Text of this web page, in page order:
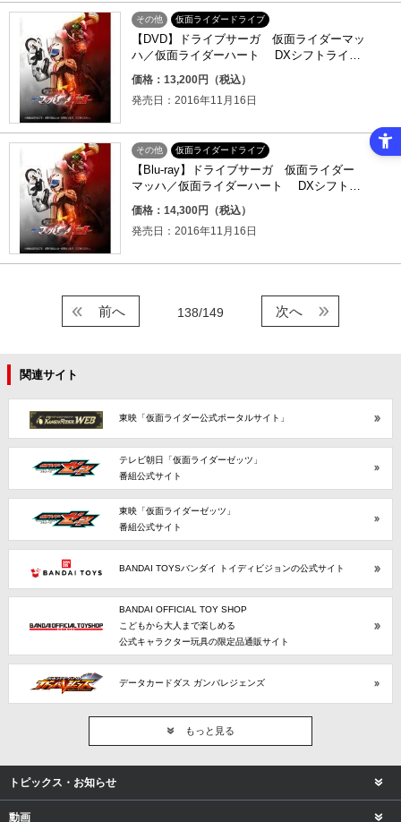
その他 仮面ライダードライブ
【DVD】ドライブサーガ 仮面ライダーマッ
ハ／仮面ライダーハート DXシフトライド
クロッサー／シフトハートロン版
価格：13,200円（税込）
発売日：2016年11月16日
その他 仮面ライダードライブ
【Blu-ray】ドライブサーガ 仮面ライダー
マッハ／仮面ライダーハート DXシフトラ
イドクロッサー／シフトハートロン版
価格：14,300円（税込）
発売日：2016年11月16日
138/149
前へ 次へ
関連サイト
東映「仮面ライダー公式ポータルサイト」
テレビ朝日「仮面ライダーゼッツ」
番組公式サイト
東映「仮面ライダーゼッツ」
番組公式サイト
BANDAI TOYSバンダイ トイディビジョンの公式サイト
BANDAI OFFICIAL TOY SHOP
こどもから大人まで楽しめる
公式キャラクター玩具の限定品通販サイト
データカードダス ガンバレジェンズ
もっと見る
トピックス・お知らせ
動画